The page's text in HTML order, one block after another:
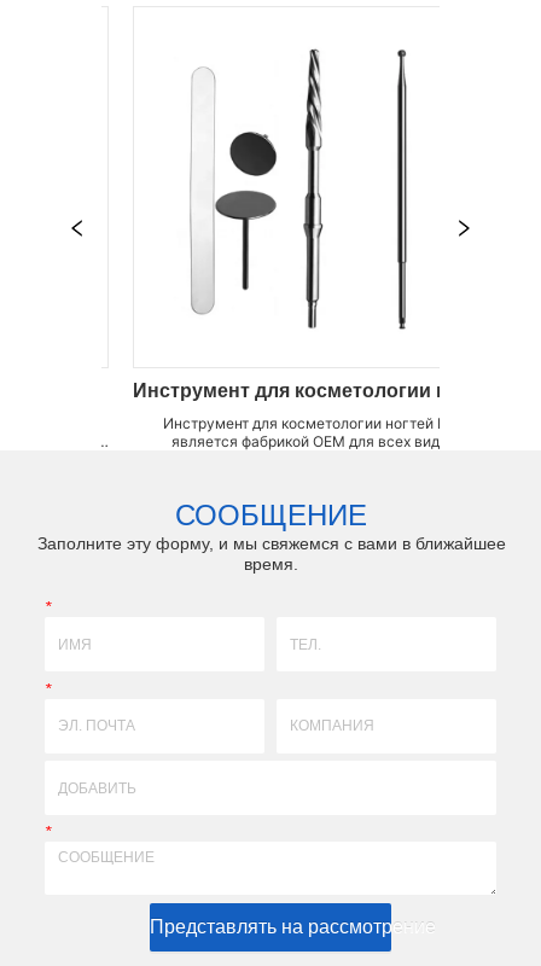
Инструмент для косметологии ногтей
Инструмент для косметологии ногтей LZQ
является фабрикой OEM для всех видов
любые инструменты для подпиливания гв...
Сейфшилд
ультра острый
кромка,
СООБЩЕНИЕ
Заполните эту форму, и мы свяжемся с вами в ближайшее
время.
*
*
*
Представлять на рассмотрение